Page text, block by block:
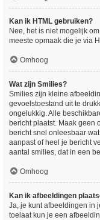
Kan ik HTML gebruiken?
Nee, het is niet mogelijk
meeste opmaak die je via
Omhoog
Wat zijn Smilies?
Smilies zijn kleine
gevoelstoestand uit te
ongelukkig. Alle
bericht plaatst. Maak geen
bericht snel onleesbaar
aanpast of heel je bericht
aantal smilies, dat in een
Omhoog
Kan ik afbeeldingen
Ja, je kunt afbeeldingen in
toelaat kun je een